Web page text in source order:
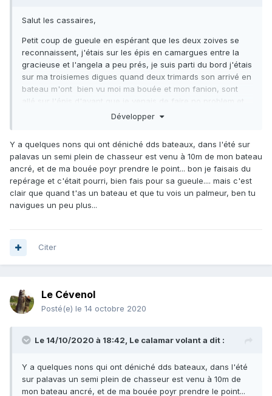
Salut les cassaires,
Petit coup de gueule en espérant que les deux zoives se
reconnaissent, j'étais sur les épis en camargues entre la
gracieuse et l'angela a peu prés, je suis parti du bord j'étais
sur ma troisiemes digues quand deux trimards son arrivé en
bateau m'ont bien vu moi ma bouée et mon fanion, sont
allé sur l'épis d'avant que je venais de faire no problem et
sans respect on fait l'épis juste après et encore les autres
respect putin de merde il y a plus d'une centaine d'épis de
l'espiguette aux saintes vous êtes en bateau qu'est ce que
ça coute d'aller deux trois épis plus loin.
Franchement ça m'a dégouter je suis parti, ça va que
j'avais fait deux loup avant quand même.
d'ouest, visi de 50cm a 1m50 au bout des épis. Vu quelques
loups avec un jolie loulouper et tjs les pins de sar et dorade,
Normalement les conditions seront mieux ce weekend
Développer
Y a quelques nons qui ont déniché dds bateaux, dans l'été sur
palavas un semi plein de chasseur est venu à 10m de mon bateau
ancré, et de ma bouée poyr prendre le point... bon je faisais du
repérage et c'était pourri, bien fais pour sa gueule.... mais c'est
clair que quand t'as un bateau et que tu vois un palmeur, ben tu
navigues un peu plus...
Citer
Le Cévenol
Posté(e) le 14 octobre 2020
Le 14/10/2020 à 18:42, Le calamar volanta dit :
Y a quelques nons qui ont déniché dds bateaux, dans l'été
sur palavas un semi plein de chasseur est venu à 10m de
mon bateau ancré, et de ma bouée poyr prendre le point...